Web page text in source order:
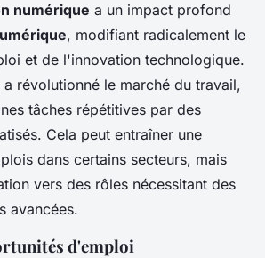
numérique a un impact profond
, modifiant radicalement le
et de l'innovation technologique.
a révolutionné le marché du travail,
tâches répétitives par des
Cela peut entraîner une
dans certains secteurs, mais
vers des rôles nécessitant des
avancées.
d'emploi